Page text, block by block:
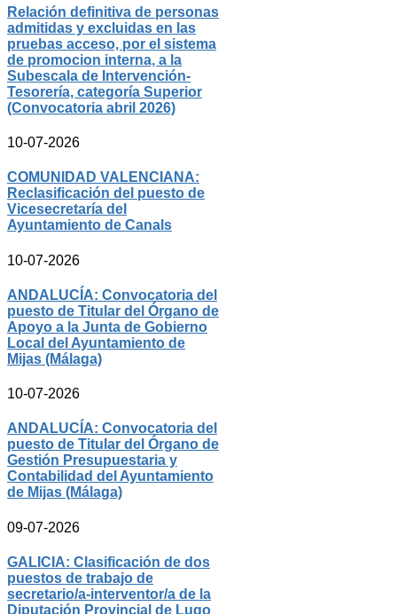
Relación definitiva de personas
admitidas y excluidas en las
pruebas acceso, por el sistema
de promocion interna, a la
Subescala de Intervención-
Tesorería, categoría Superior
(Convocatoria abril 2026)
10-07-2026
COMUNIDAD VALENCIANA:
Reclasificación del puesto de
Vicesecretaría del
Ayuntamiento de Canals
10-07-2026
ANDALUCÍA: Convocatoria del
puesto de Titular del Órgano de
Apoyo a la Junta de Gobierno
Local del Ayuntamiento de
Mijas (Málaga)
10-07-2026
ANDALUCÍA: Convocatoria del
puesto de Titular del Órgano de
Gestión Presupuestaria y
Contabilidad del Ayuntamiento
de Mijas (Málaga)
09-07-2026
GALICIA: Clasificación de dos
puestos de trabajo de
secretario/a-interventor/a de la
Diputación Provincial de Lugo